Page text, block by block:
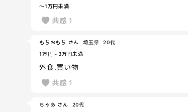
～1万円未満
共感 1
もちおもち さん 埼玉県
20代
1万円～3万円未満
外食.買い物
共感 1
ちゃあ さん
20代